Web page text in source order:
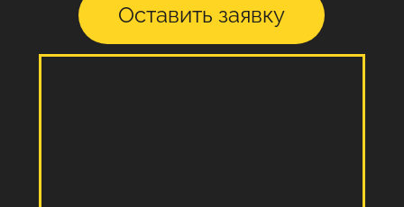
Оставить заявку